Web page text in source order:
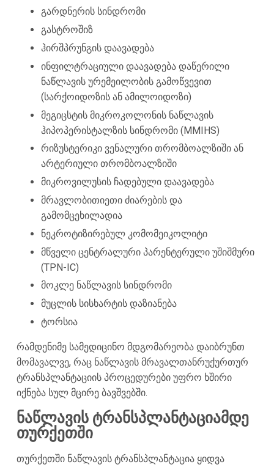
გარდნერის სინდრომი
გასტროშიზ
ჰირშპრუნგის დაავადება
ინფილტრაციული დაავადება დაწერილი
ნაწლავის ურემეილობის გამოწვევით
(სარქოიდოზის ან ამილოიდოზი)
მეგიცსტის მიკროკოლონის ნაწლავის
ჰიპოპერისტალზის სინდრომი (MMIHS)
რიზუსტერიკი ვენალური თრომბოალზიში ან
არტერიული თრომბოალზიში
მიკროვილუსის ჩადებული დაავადება
მრავლობითიეთი ძიარების და
გამომცეხილადია
ნეკროტიზირებულ კომომეიკოლიტი
მწველი ცენტრალური პარენტერული უშიშმური
(TPN-IC)
მოკლე ნაწლავის სინდრომი
მუცლის სისხარტის დაზიანება
ტორსია
რამდენიმე სამედიცინო მდგომარეობა დაიბრუნთ
მომავალვე, რაც ნაწლავის მრავალთანრუქურთურ
ტრანსპლანტაციის პროცედურები უფრო ხშირი
იქნება სულ მცირე ბავშვებში.
ნაწლავის ტრანსპლანტაციამდე
თურქეთში
თურქეთში ნაწლავის ტრანსპლანტაცია ყიდვა